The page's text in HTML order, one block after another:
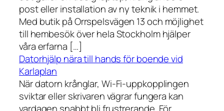
post eller installation av ny teknik i hemmet.
Med butik på Orrspelsvägen 13 och möjlighet
till hembesök över hela Stockholm hjälper
våra erfarna […]
Datorhjälp nära till hands för boende vid
Karlaplan
När datorn krånglar, Wi-Fi-uppkopplingen
sviktar eller skrivaren vägrar fungera kan